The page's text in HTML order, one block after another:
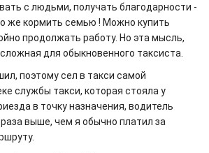
с людьми, получать благодарности -
же кормить семью ! Можно купить
продолжать работу. Но эта мысль,
для обыкновенного таксиста.
поэтому сел в такси самой
службы такси, которая стояла у
в точку назначения, водитель
выше, чем я обычно платил за